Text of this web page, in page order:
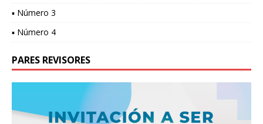
▪ Número 3
▪ Número 4
PARES REVISORES